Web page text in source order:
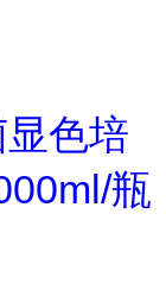
色培
瓶